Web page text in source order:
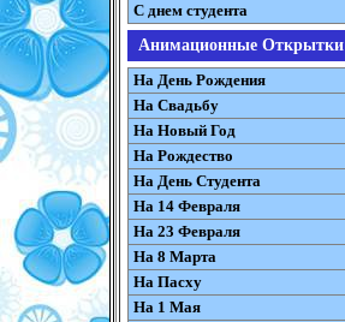
С днем студента
Анимационные Открытки
На День Рождения
На Свадьбу
На Новый Год
На Рождество
На День Студента
На 14 Февраля
На 23 Февраля
На 8 Марта
На Пасху
На 1 Мая